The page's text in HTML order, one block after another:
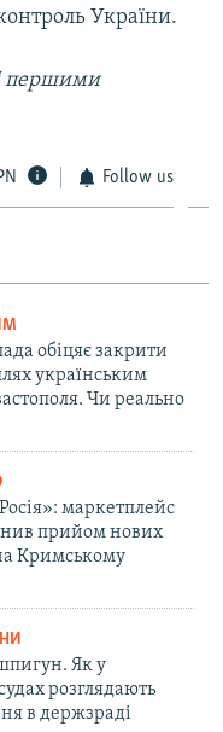
України.
першими
Follow us
обіцяє закрити
українським
Чи реально
маркетплейс
прийом нових
Кримському
Як у
розглядають
в держзраді